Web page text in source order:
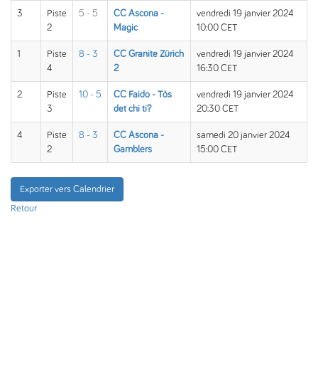
3
Piste
2
5 - 5
CC Ascona -
Magic
vendredi 19 janvier 2024
10:00 CET
1
Piste
4
8 - 3
CC Granite Zürich
2
vendredi 19 janvier 2024
16:30 CET
2
Piste
3
10 - 5
CC Faido - Tòs
det chi ti?
vendredi 19 janvier 2024
20:30 CET
4
Piste
2
8 - 3
CC Ascona -
Gamblers
samedi 20 janvier 2024
15:00 CET
Exporter vers Calendrier
Retour